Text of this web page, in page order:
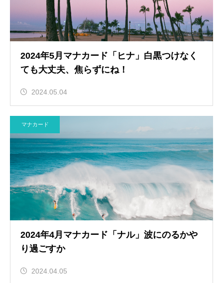
2024年5月マナカード「ヒナ」白黒つけなく
ても大丈夫、焦らずにね！
2024.05.04
マナカード
2024年4月マナカード「ナル」波にのるかや
り過ごすか
2024.04.05